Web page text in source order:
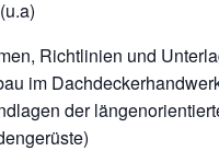
Richtlinien und
im
der